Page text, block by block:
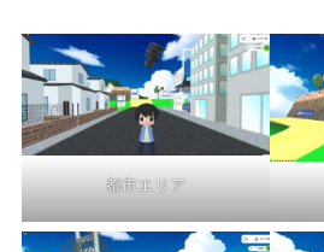
都市エリア